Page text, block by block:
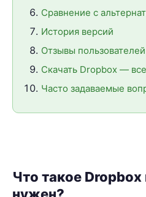
Сравнение с
История версий
Отзывы пользователей
Скачать Dropbox —
Часто задаваемые
Что такое Dropbox